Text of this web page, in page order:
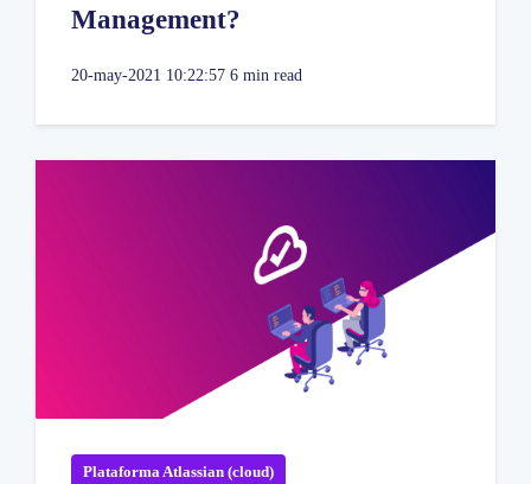
Management?
20-may-2021 10:22:57 6 min read
Plataforma Atlassian (cloud)